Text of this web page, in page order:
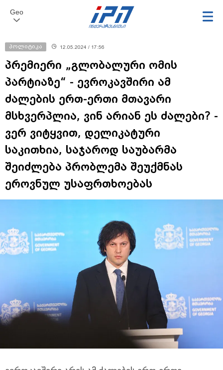
Geo
პოლიტიკა 12.05.2024 / 17:56
პრემიერი „გლობალური ომის
პარტიაზე“ - ევროკავშირი ამ
ძალების ერთ-ერთი მთავარი
მსხვერპლია, ვინ არიან ეს ძალები? -
ვერ ვიტყვით, დელიკატური
საკითხია, საჯაროდ საუბარმა
შეიძლება პრობლემა შეუქმნას
ეროვნულ უსაფრთხოებას